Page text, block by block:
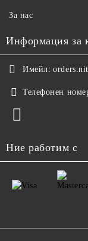
За нас
Информация за
Имейл:
Телефонен
Ние работим с